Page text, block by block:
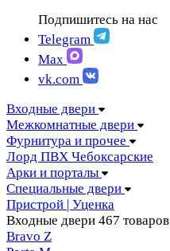
ЛОРД Чебоксары
Складные двери
Скрытые двери
FELICIA | Феличия
FUTURISTIC | Футуристик
ITALY | Италия
KANTRI | Кантри
LUMI LINE | Люми лайн
MIA MARIA | Мия Мария
MILETTI | Милетти
MODERN | Модерн
MOLLE | Молле
MONTE | Монте
PRIMA | Прима
RENAISSANCE | Ренессанс
RILIEVO | Рильево
STYLE | Стайл
Подпишитесь на нас
Telegram
Max
vk.com
Входные двери
Межкомнатные двери
Фурнитура и прочее
Лорд ПВХ Чебоксарские
Арки и порталы
Специальные двери
Пристрой | Уценка
Входные двери 467 товаров
Bravo Z